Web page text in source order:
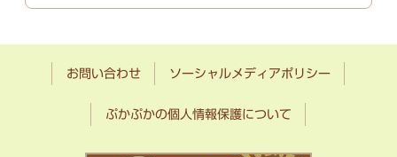
お問い合わせ ソーシャルメディアポリシー
ぷかぷかの個人情報保護について